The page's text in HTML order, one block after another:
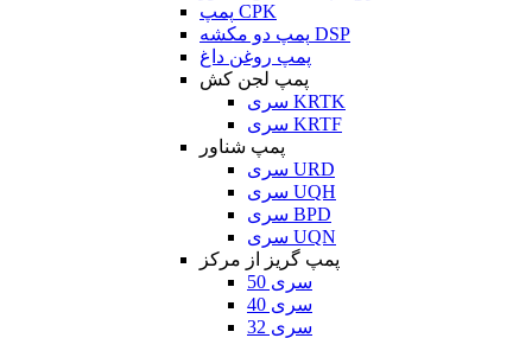
پمپ CPK
پمپ دو مکشه DSP
پمپ روغن داغ
پمپ لجن کش
سری KRTK
سری KRTF
پمپ شناور
سری URD
سری UQH
سری BPD
سری UQN
پمپ گریز از مرکز
سری 50
سری 40
سری 32